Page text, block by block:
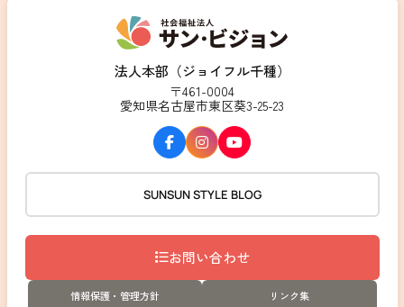
法人本部（ジョイフル千種）
〒461-0004
愛知県名古屋市東区葵3-25-23
SUNSUN STYLE BLOG
お問い合わせ
情報保護・管理方針 リンク集